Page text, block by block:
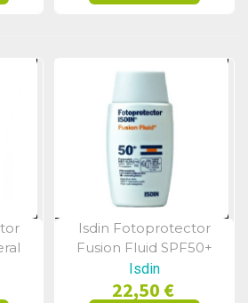
Vista Rápida
Isdin Fotoprotector
Fusion Fluid SPF50+
50ml
Isdin
22,50 €